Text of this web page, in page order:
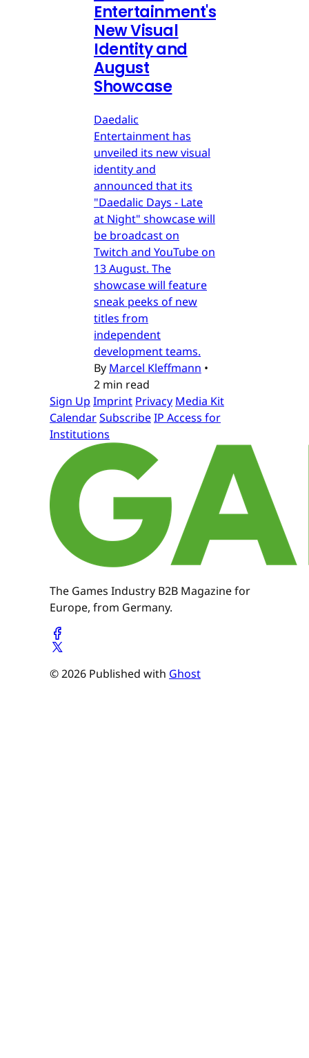
Entertainment's
New Visual
Identity and
August
Showcase
Daedalic
Entertainment has
unveiled its new visual
identity and
announced that its
"Daedalic Days - Late
at Night" showcase will
be broadcast on
Twitch and YouTube on
13 August. The
showcase will feature
sneak peeks of new
titles from
independent
development teams.
By Marcel Kleffmann •
2 min read
Sign Up Imprint Privacy Media Kit
CalendarSubscribeIP Access for
Institutions
The Games Industry B2B Magazine for
Europe, from Germany.
© 2026 Published with Ghost